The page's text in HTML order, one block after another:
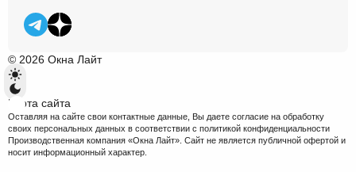
© 2026 Окна Лайт
Карта сайта
Оставляя на сайте свои контактные данные, Вы даете согласие на обработку
своих персональных данных в соответствии с политикой конфиденциальности
Производственная компания «Окна Лайт». Сайт не является публичной офертой и
носит информационный характер.